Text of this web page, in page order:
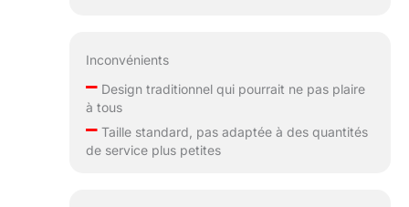
haute qualité,
nous offrons un
Inconvénients
–Design traditionnel qui pourrait ne pas plaire
à tous
–Taille standard, pas adaptée à des quantités
de service plus petites